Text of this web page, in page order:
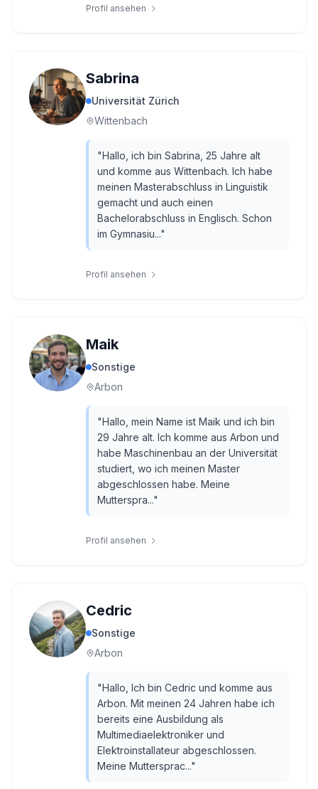
Profil ansehen
Sabrina
Universität Zürich
Wittenbach
"Hallo, ich bin Sabrina, 25 Jahre alt
und komme aus Wittenbach. Ich habe
meinen Masterabschluss in Linguistik
gemacht und auch einen
Bachelorabschluss in Englisch. Schon
im Gymnasiu..."
Profil ansehen
Maik
Sonstige
Arbon
"Hallo, mein Name ist Maik und ich bin
29 Jahre alt. Ich komme aus Arbon und
habe Maschinenbau an der Universität
studiert, wo ich meinen Master
abgeschlossen habe. Meine
Mutterspra..."
Profil ansehen
Cedric
Sonstige
Arbon
"Hallo, Ich bin Cedric und komme aus
Arbon. Mit meinen 24 Jahren habe ich
bereits eine Ausbildung als
Multimediaelektroniker und
Elektroinstallateur abgeschlossen.
Meine Muttersprac..."